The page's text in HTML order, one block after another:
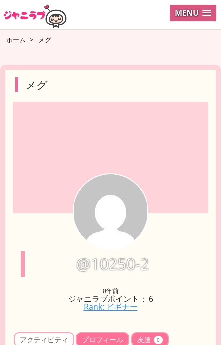
MENU ログイ
ホーム > メグ
メグ
@10250-2
8年前
ジャニラブポイント： 6
Rank: ビギナー
アクティビティ プロフィール 友達 0